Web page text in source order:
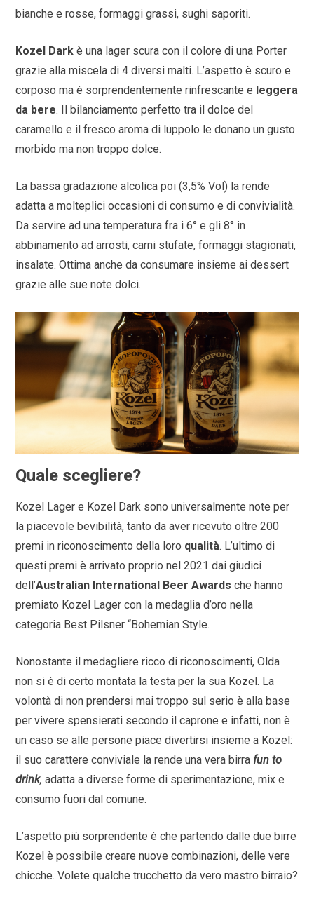
bianche e rosse, formaggi grassi, sughi saporiti.
Kozel Dark è una lager scura con il colore di una Porter
grazie alla miscela di 4 diversi malti. L’aspetto è scuro e
corposo ma è sorprendentemente rinfrescante e leggera
da bere. Il bilanciamento perfetto tra il dolce del
caramello e il fresco aroma di luppolo le donano un gusto
morbido ma non troppo dolce.
La bassa gradazione alcolica poi (3,5% Vol) la rende
adatta a molteplici occasioni di consumo e di convivialità.
Da servire ad una temperatura fra i 6° e gli 8° in
abbinamento ad arrosti, carni stufate, formaggi stagionati,
insalate. Ottima anche da consumare insieme ai dessert
grazie alle sue note dolci.
Quale scegliere?
Kozel Lager e Kozel Dark sono universalmente note per
la piacevole bevibilità, tanto da aver ricevuto oltre 200
premi in riconoscimento della loro qualità. L’ultimo di
questi premi è arrivato proprio nel 2021 dai giudici
dell’Australian International Beer Awards che hanno
premiato Kozel Lager con la medaglia d’oro nella
categoria Best Pilsner “Bohemian Style.
Nonostante il medagliere ricco di riconoscimenti, Olda
non si è di certo montata la testa per la sua Kozel. La
volontà di non prendersi mai troppo sul serio è alla base
per vivere spensierati secondo il caprone e infatti, non è
un caso se alle persone piace divertirsi insieme a Kozel:
il suo carattere conviviale la rende una vera birra fun to
drink,adatta a diverse forme di sperimentazione, mix e
consumo fuori dal comune.
L’aspetto più sorprendente è che partendo dalle due birre
Kozel è possibile creare nuove combinazioni, delle vere
chicche. Volete qualche trucchetto da vero mastro birraio?